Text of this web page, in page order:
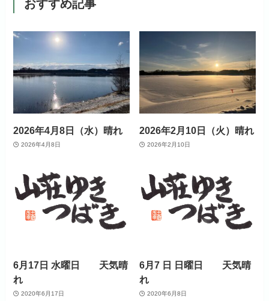
おすすめ記事
2026年4月8日（水）晴れ
2026年4月8日
2026年2月10日（火）晴れ
2026年2月10日
6月17日 水曜日 天気晴
れ
2020年6月17日
6月7 日 日曜日 天気晴
れ
2020年6月8日